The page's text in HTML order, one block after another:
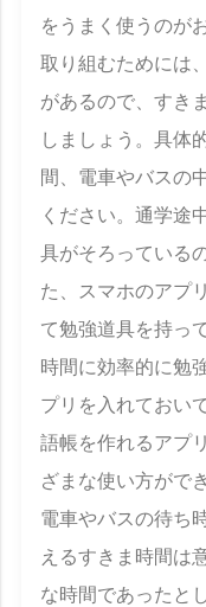
をうまく使うのが
取り組むためには
があるので、すき
しましょう。具体
間、電車やバスの
ください。通学途
具がそろっている
た、スマホのアプ
て勉強道具を持っ
時間に効率的に勉
プリを入れておい
語帳を作れるアプ
ざまな使い方がで
電車やバスの待ち
えるすきま時間は
な時間であったと